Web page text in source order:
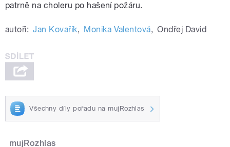
patrně na choleru po hašení požáru.
autoři: Jan Kovařík, Monika Valentová, Ondřej David
Všechny díly pořadu na mujRozhlas
mujRozhlas